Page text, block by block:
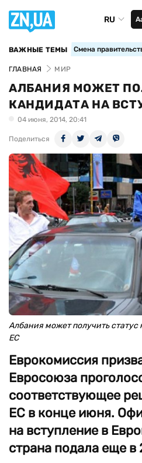
RU
ВАЖНЫЕ ТЕМЫ Смена
ГЛАВНАЯ МИР
АЛБАНИЯ МОЖЕТ
КАНДИДАТА НА
04 июня, 2014, 20:41
Поделиться
Албания может получить статус
ЕС
Еврокомиссия
Евросоюза
соответствующее
ЕС в конце июня.
на вступление в
страна подала еще в